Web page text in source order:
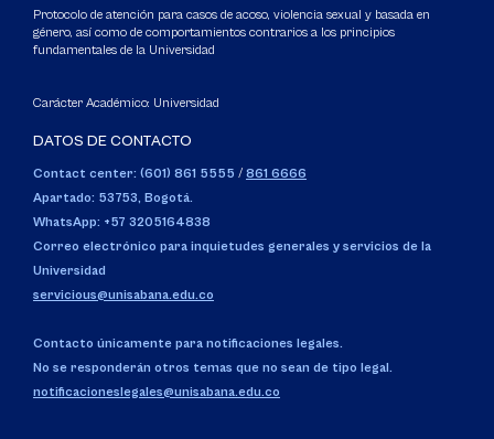
Protocolo de atención para casos de acoso, violencia sexual y basada en
género, así como de comportamientos contrarios a los principios
fundamentales de la Universidad
Carácter Académico: Universidad
DATOS DE CONTACTO
Contact center: (601) 861 5555 / 861 6666
Apartado: 53753, Bogotá.
WhatsApp: +57 3205164838
Correo electrónico para inquietudes generales y servicios de la
Universidad
servicious@unisabana.edu.co
Contacto únicamente para notificaciones legales.
No se responderán otros temas que no sean de tipo legal.
notificacioneslegales@unisabana.edu.co